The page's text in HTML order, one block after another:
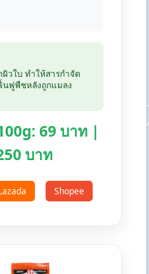
วใบ ทำให้สารกำจัด
ฟูพืชหลังถูกแมลง
69 บาท |
บาท
Shopee